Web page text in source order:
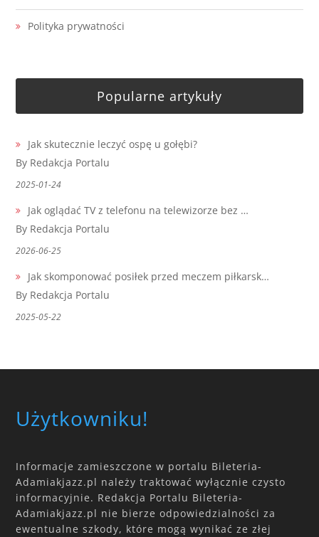
Polityka prywatności
Popularne artykuły
Jak skutecznie leczyć ospę u gołębi?
By Redakcja Portalu
2025-01-24
Jak oglądać TV z telefonu na telewizorze bez …
By Redakcja Portalu
2026-06-25
Jak skomponować posiłek przed meczem piłkarsk…
By Redakcja Portalu
2025-05-22
Użytkowniku!
Informacje zamieszczone w portalu Bileteria-
Adamiakjazz.pl należy traktować wyłącznie czysto
informacyjnie. Redakcja Portalu Bileteria-
Adamiakjazz.pl nie bierze odpowiedzialności za
ewentualne szkody, które mogą wynikać ze złej